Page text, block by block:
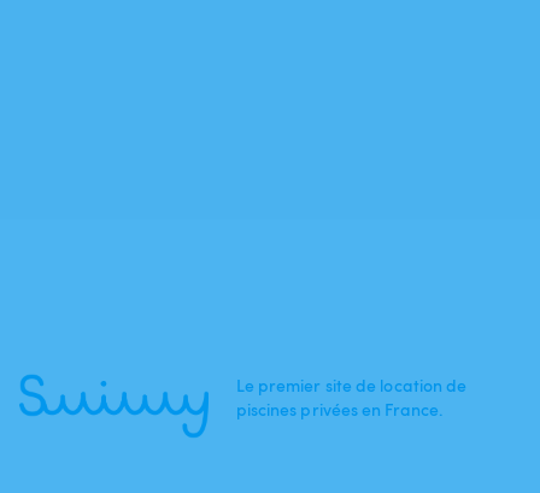
Le premier site de location de
piscines privées en France.